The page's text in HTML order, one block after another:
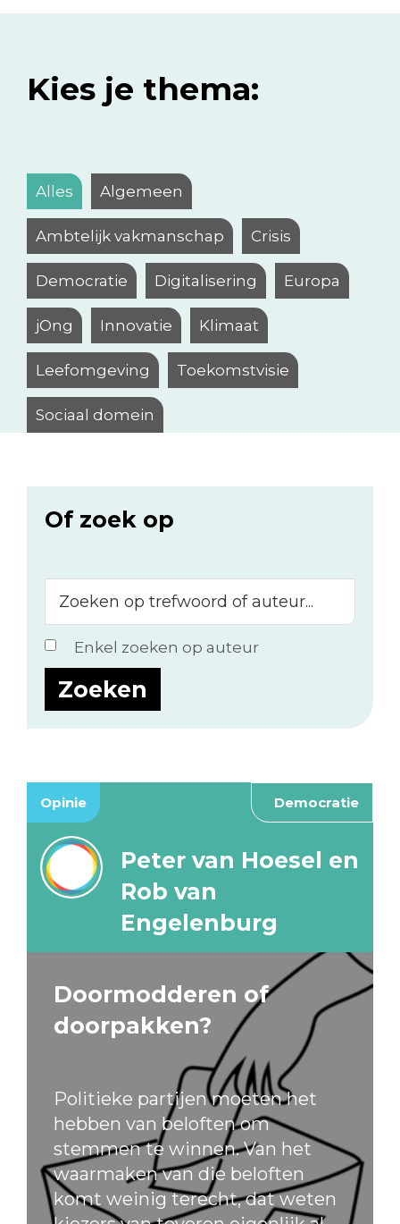
Kies je thema:
Alles Algemeen
Ambtelijk vakmanschap Crisis
Democratie Digitalisering Europa
jOng Innovatie Klimaat
Leefomgeving Toekomstvisie
Sociaal domein
Of zoek op
op
trefwoord
of
auteur...
Enkel zoeken op auteur
Opinie Democratie
Peter van Hoesel en
Rob van
Engelenburg
Doormodderen of
doorpakken?
Politieke partijen moeten het
hebben van beloften om
stemmen te winnen. Van het
waarmaken van die beloften
komt weinig terecht, dat weten